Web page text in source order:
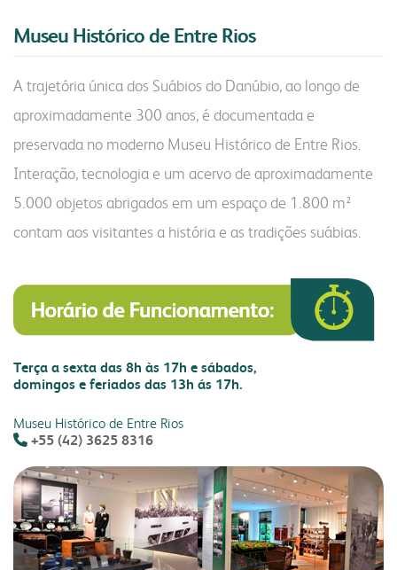
portal do colaborador
portal do crm
fapa radar
materiais portal da privacidade colaborador
cooperado trabalhe conosco voltar para inicial
Museu Histórico de Entre Rios
A trajetória única dos Suábios do Danúbio, ao longo de
aproximadamente 300 anos, é documentada e
preservada no moderno Museu Histórico de Entre Rios.
Interação, tecnologia e um acervo de aproximadamente
5.000 objetos abrigados em um espaço de 1.800 m²
contam aos visitantes a história e as tradições suábias.
Terça a sexta das 8h às 17h e sábados,
domingos e feriados das 13h ás 17h.
Museu Histórico de Entre Rios
+55 (42) 3625 8316